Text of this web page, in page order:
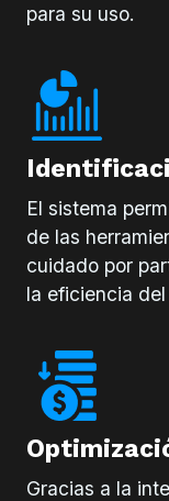
para su uso.
El sistema
de las
cuidado por
la eficiencia
Gracias a la